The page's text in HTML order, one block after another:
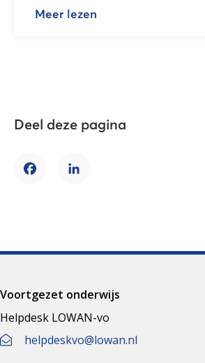
Meer lezen
Deel deze pagina
FacebookLinkedIn
Voortgezet onderwijs
Helpdesk LOWAN-vo
helpdeskvo@lowan.nl